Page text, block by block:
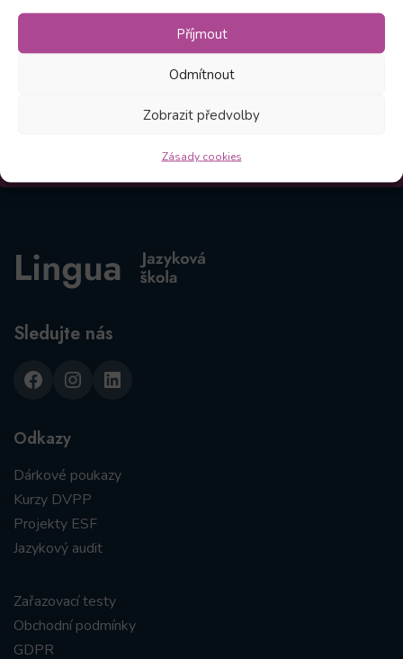
Příjmout
Odmítnout
Zobrazit předvolby
Zásady cookies
Kliknutím na Odebírat souhlasíte, že vám můžeme
zasílat novinky v souladu s našimi
Sledujte nás
Facebook
Instagram
LinkedIn
Odkazy
Dárkové poukazy
Kurzy DVPP
Projekty ESF
Jazykový audit
Zařazovací testy
Obchodní podmínky
GDPR